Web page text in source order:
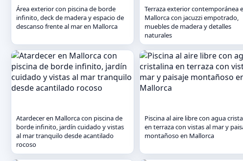
Área exterior con piscina de borde
infinito, deck de madera y espacio de
descanso frente al mar en Mallorca
Terraza exterior contemporánea
Mallorca con jacuzzi empotrado,
muebles de madera y detalles
naturales
Atardecer en Mallorca con piscina de
borde infinito, jardín cuidado y vistas
al mar tranquilo desde acantilado
rocoso
Piscina al aire libre con agua
en terraza con vistas al mar y
montañoso en Mallorca